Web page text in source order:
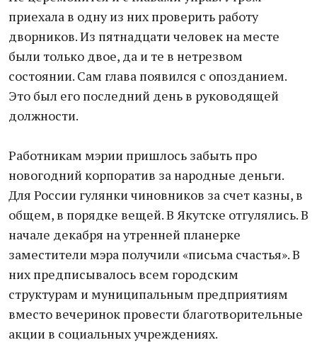
приехала в одну из них проверить работу
дворников. Из пятнадцати человек на месте
были только двое, да и те в нетрезвом
состоянии. Сам глава появился с опозданием.
Это был его последний день в руководящей
должности.
Работникам мэрии пришлось забыть про
новогодний корпоратив за народные деньги.
Для России гулянки чиновников за счет казны, в
общем, в порядке вещей. В Якутске отгулялись. В
начале декабря на утренней планерке
заместители мэра получили «письма счастья». В
них предписывалось всем городским
структурам и муниципальным предприятиям
вместо вечеринок провести благотворительные
акции в социальных учреждениях.